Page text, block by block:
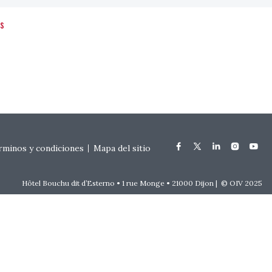
y condiciones Mapa del sitio
Hôtel Bouchu dit d’Esterno • 1 rue Monge • 21000 Dijon | © OIV 2025